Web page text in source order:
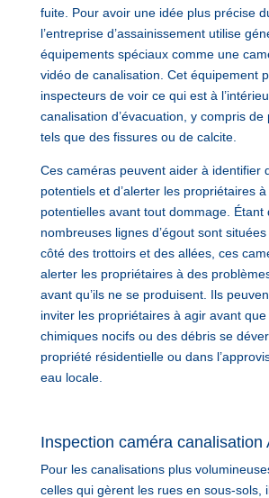
fuite. Pour avoir une idée plus précise
l’entreprise d’assainissement utilise
équipements spéciaux comme une
vidéo de canalisation. Cet équipement
inspecteurs de voir ce qui est à
canalisation d’évacuation, y compris de
tels que des fissures ou de calcite.
Ces caméras peuvent aider à identifier
potentiels et d’alerter les propriétaires
potentielles avant tout dommage. Étant
nombreuses lignes d’égout sont
côté des trottoirs et des allées, ces
alerter les propriétaires à des
avant qu’ils ne se produisent. Ils
inviter les propriétaires à agir avant
chimiques nocifs ou des débris se
propriété résidentielle ou dans
eau locale.
Inspection caméra canalisation
Pour les canalisations plus
celles qui gèrent les rues en sous-sols,